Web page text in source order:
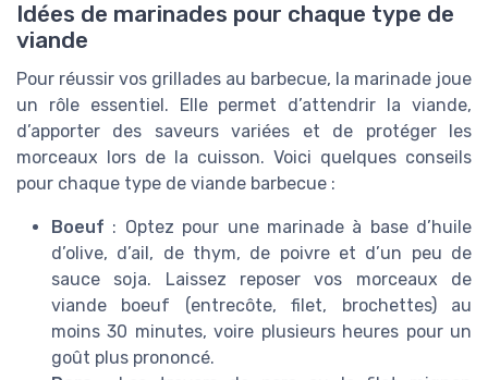
Idées de marinades pour chaque type de
viande
Pour réussir vos grillades au barbecue, la marinade joue
un rôle essentiel. Elle permet d’attendrir la viande,
d’apporter des saveurs variées et de protéger les
morceaux lors de la cuisson. Voici quelques conseils
pour chaque type de viande barbecue :
Boeuf : Optez pour une marinade à base d’huile
d’olive, d’ail, de thym, de poivre et d’un peu de
sauce soja. Laissez reposer vos morceaux de
viande boeuf (entrecôte, filet, brochettes) au
moins 30 minutes, voire plusieurs heures pour un
goût plus prononcé.